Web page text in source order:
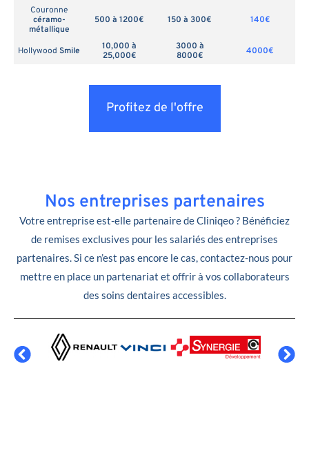
Couronne
céramo-
métallique
500 à 1200€ 150 à 300€ 140€
Hollywood Smile
10,000 à
25,000€
3000 à
8000€
4000€
Profitez de l'offre
Nos entreprises partenaires
Votre entreprise est-elle partenaire de Cliniqeo ? Bénéficiez
de remises exclusives pour les salariés des entreprises
partenaires. Si ce n’est pas encore le cas, contactez-nous pour
mettre en place un partenariat et offrir à vos collaborateurs
des soins dentaires accessibles.